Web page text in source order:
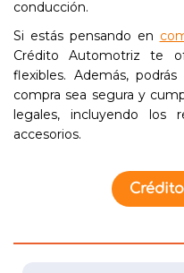
conducción.
Si estás pensando en
Crédito Automotriz te
flexibles. Además,
compra sea segura y
legales, incluyendo los
accesorios.